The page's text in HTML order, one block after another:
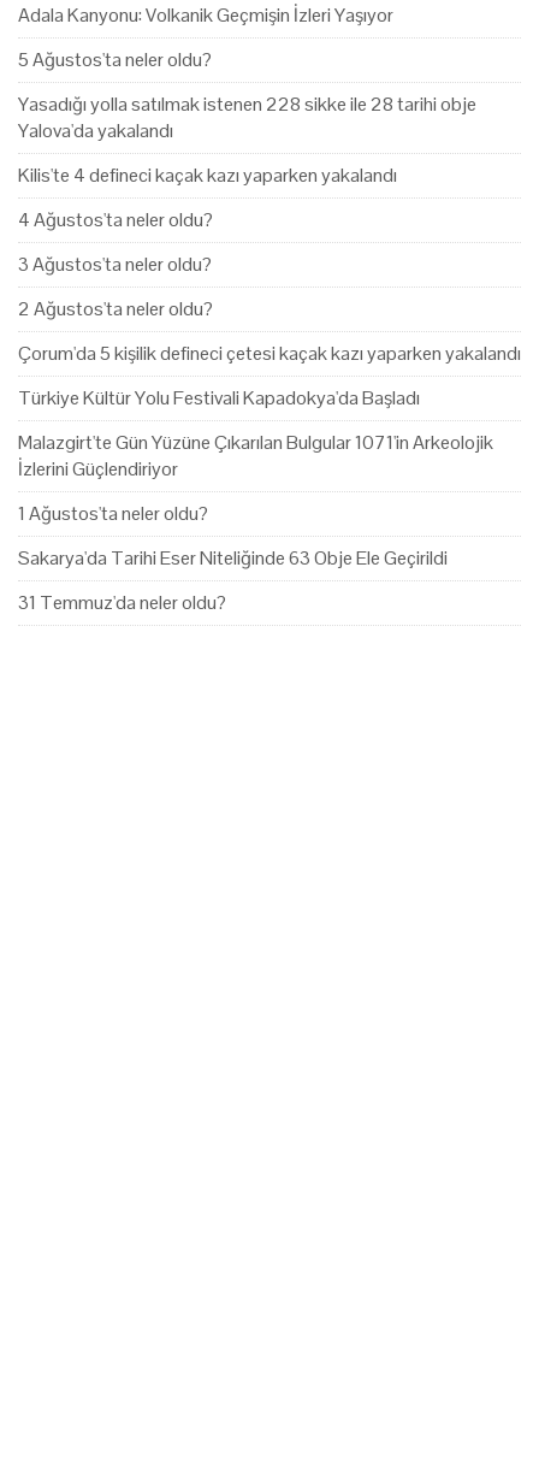
Adala Kanyonu: Volkanik Geçmişin İzleri Yaşıyor
5 Ağustos'ta neler oldu?
Yasadığı yolla satılmak istenen 228 sikke ile 28 tarihi obje
Yalova'da yakalandı
Kilis'te 4 defineci kaçak kazı yaparken yakalandı
4 Ağustos'ta neler oldu?
3 Ağustos'ta neler oldu?
2 Ağustos'ta neler oldu?
Çorum'da 5 kişilik defineci çetesi kaçak kazı yaparken yakalandı
Türkiye Kültür Yolu Festivali Kapadokya'da Başladı
Malazgirt'te Gün Yüzüne Çıkarılan Bulgular 1071'in Arkeolojik
İzlerini Güçlendiriyor
1 Ağustos'ta neler oldu?
Sakarya'da Tarihi Eser Niteliğinde 63 Obje Ele Geçirildi
31 Temmuz'da neler oldu?